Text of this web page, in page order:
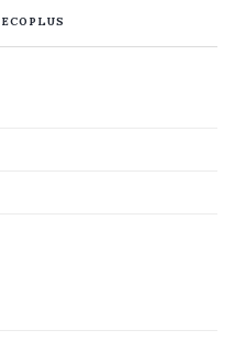
ECOPLUS